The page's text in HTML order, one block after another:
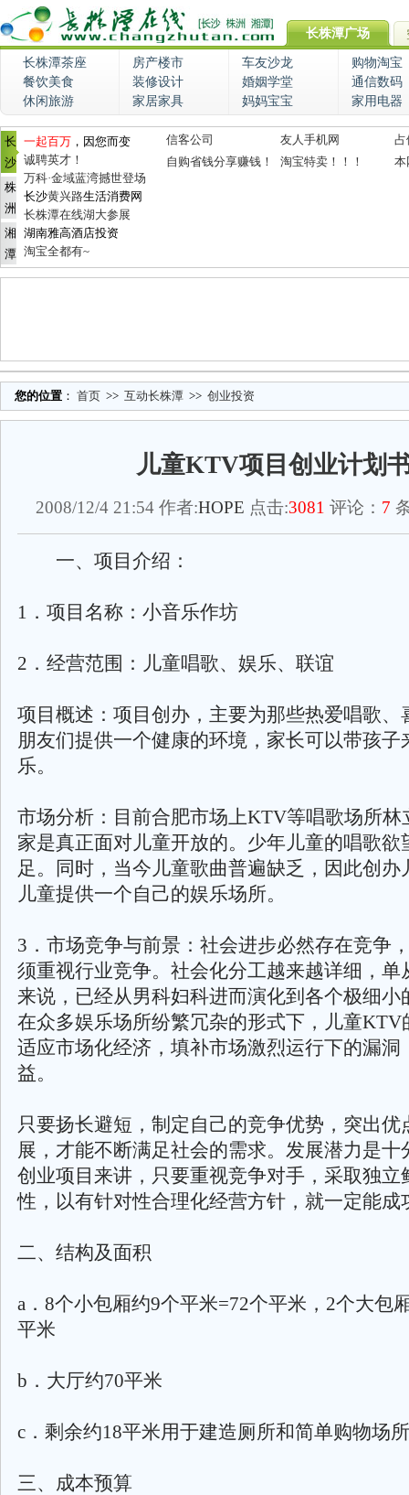
长株潭广场
长株潭茶座 房产楼市 车友沙龙
购物淘宝
餐饮美食
装修设计 婚姻学堂
通信数码
休闲旅游
家居家具 妈妈宝宝 家用电器
长
沙
株
洲
湘
潭
一起百万 ，因您而变
诚聘英才！
万科·金域蓝湾撼世登场
长沙黄兴路生活消费网
长株潭在线湖大参展
湖南雅高酒店投资
淘宝全都有~
信客公司 友人手机网
占
自购省钱分享赚钱！
淘宝特卖！！！ 本
您的位置 ： 首页 >> 互动长株潭 >> 创业投资
儿童KTV项目创业计划
2008/12/4 21:54 作者:HOPE 点击:3081 评论： 7
一、项目介绍：
1．项目名称：小音乐作坊
2．经营范围：儿童唱歌、娱乐、联谊
项目概述：项目创办，主要为那些热爱唱歌、
朋友们提供一个健康的环境，家长可以带孩子
乐。
市场分析：目前合肥市场上KTV等唱歌场所林
家是真正面对儿童开放的。少年儿童的唱歌欲
足。同时，当今儿童歌曲普遍缺乏，因此创
儿童提供一个自己的娱乐场所。
3．市场竞争与前景：社会进步必然存在竞争
须重视行业竞争。社会化分工越来越详细，单
来说，已经从男科妇科进而演化到各个极细小
在众多娱乐场所纷繁冗杂的形式下，儿童KTV
适应市场化经济，填补市场激烈运行下的漏洞
益。
只要扬长避短，制定自己的竞争优势，突出优
展，才能不断满足社会的需求。发展潜力是十
创业项目来讲，只要重视竞争对手，采取独立
性，以有针对性合理化经营方针，就一定能成
二、结构及面积
a．8个小包厢约9个平米=72个平米，2个大包
平米
b．大厅约70平米
c．剩余约18平米用于建造厕所和简单购物场所
三、成本预算